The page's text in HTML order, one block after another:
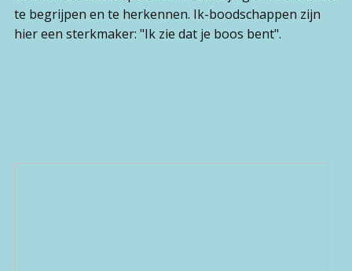
te begrijpen en te herkennen. Ik-boodschappen zijn
hier een sterkmaker: "Ik zie dat je boos bent".